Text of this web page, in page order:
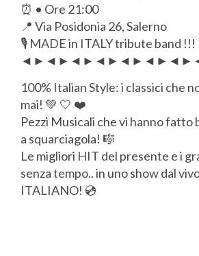
⏰ • Ore 21:00
📍 Via Posidonia 26, Salerno
🎙️ MADE in ITALY tribute band !!!
100% Italian Style: i classici che
mai! 💚 🤍 ❤️
Pezzi Musicali che vi hanno fatto
a squarciagola! 🎼
Le migliori HIT del presente e i
senza tempo.. in uno show dal
ITALIANO! 💿